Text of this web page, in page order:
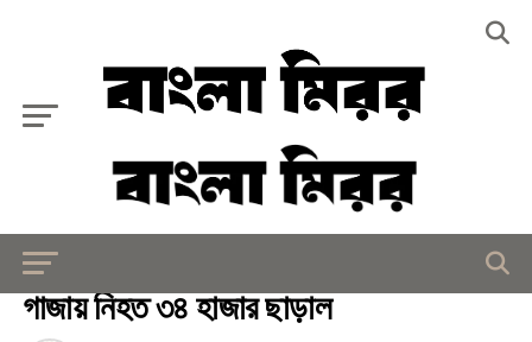
আন্তর্জাতিক
গাজায় নিহত ৩৪ হাজার ছাড়াল